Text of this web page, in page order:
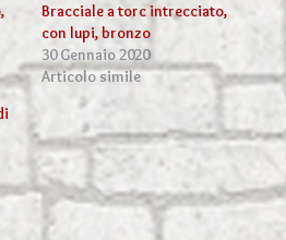
Bracciale a torc intrecciato,
con lupi, bronzo
30 Gennaio 2020
Articolo simile